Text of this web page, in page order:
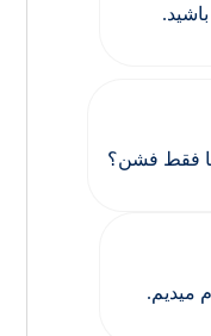
فقط فشن؟
میدیم.